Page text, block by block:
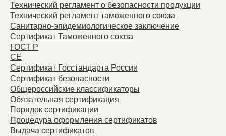
Технический регламент о безопасности продукции
Технический регламент таможенного союза
Санитарно-эпидемиологическое заключение
Сертификат Таможенного союза
ГОСТ Р
СЕ
Сертификат Госстандарта России
Сертификат безопасности
Общероссийские классификаторы
Обязательная сертификация
Порядок сертификации
Процедура оформления сертификатов
Выдача сертификатов